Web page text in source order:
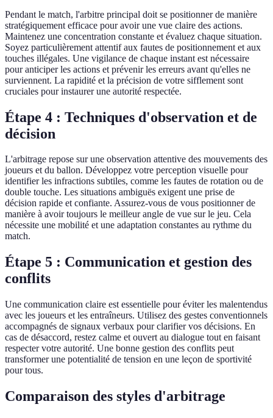
Pendant le match, l'arbitre principal doit se positionner de manière
stratégiquement efficace pour avoir une vue claire des actions.
Maintenez une concentration constante et évaluez chaque situation.
Soyez particulièrement attentif aux fautes de positionnement et aux
touches illégales. Une vigilance de chaque instant est nécessaire
pour anticiper les actions et prévenir les erreurs avant qu'elles ne
surviennent. La rapidité et la précision de votre sifflement sont
cruciales pour instaurer une autorité respectée.
Étape 4 : Techniques d'observation et de
décision
L'arbitrage repose sur une observation attentive des mouvements des
joueurs et du ballon. Développez votre perception visuelle pour
identifier les infractions subtiles, comme les fautes de rotation ou de
double touche. Les situations ambiguës exigent une prise de
décision rapide et confiante. Assurez-vous de vous positionner de
manière à avoir toujours le meilleur angle de vue sur le jeu. Cela
nécessite une mobilité et une adaptation constantes au rythme du
match.
Étape 5 : Communication et gestion des
conflits
Une communication claire est essentielle pour éviter les malentendus
avec les joueurs et les entraîneurs. Utilisez des gestes conventionnels
accompagnés de signaux verbaux pour clarifier vos décisions. En
cas de désaccord, restez calme et ouvert au dialogue tout en faisant
respecter votre autorité. Une bonne gestion des conflits peut
transformer une potentialité de tension en une leçon de sportivité
pour tous.
Comparaison des styles d'arbitrage